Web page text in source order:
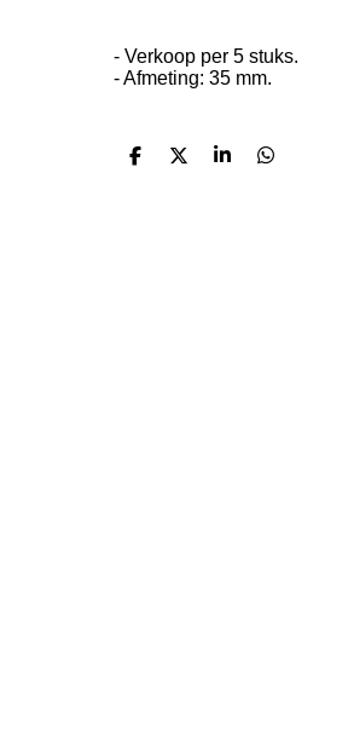
- Verkoop per 5 stuks.
- Afmeting: 35 mm.
D
D
S
D